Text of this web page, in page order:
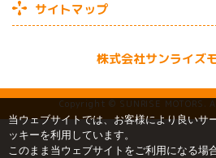
サイトマップ
株式会社サンライズ
Copyright © SUNRISE MOTORS.
当ウェブサイトでは、お客様により良いサ
ッキーを利用しています。
このまま当ウェブサイトをご利用になる場